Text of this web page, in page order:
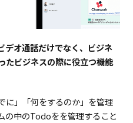
デオ通話だけでなく、ビジネ
たビジネスの際に役立つ機能
に」「何をするのか」を管理
の中のTodoをを管理すること